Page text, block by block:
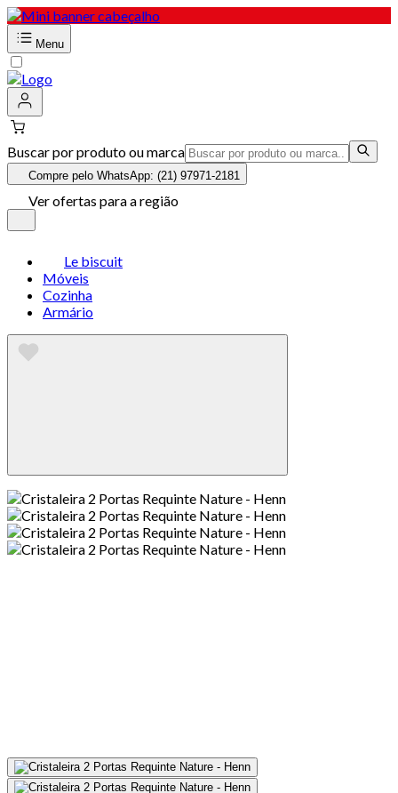
Menu
Buscar por produto ou marca
Compre pelo WhatsApp: (21) 97971-2181
Ver ofertas para a região
Le biscuit
Móveis
Cozinha
Armário